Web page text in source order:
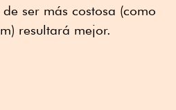
ser más costosa (como
resultará mejor.